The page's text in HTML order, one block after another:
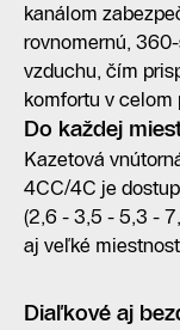
kanálom
rovnomernú,
vzduchu, čím
komfortu v celom
Do každej
Kazetová
4CC/4C je
(2,6 - 3,5 - 5,3 -
aj veľké
Diaľkové aj